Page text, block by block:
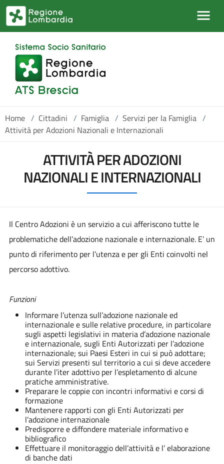
Salta al contenuto principale
Home / Cittadini / Famiglia / Servizi per la Famiglia /
Attività per Adozioni Nazionali e Internazionali
ATTIVITÀ PER ADOZIONI
NAZIONALI E INTERNAZIONALI
Il Centro Adozioni è un servizio a cui afferiscono tutte le
problematiche dell’adozione nazionale e internazionale. E’ un
punto di riferimento per l’utenza e per gli Enti coinvolti nel
percorso adottivo.
Funzioni
Informare l’utenza sull’adozione nazionale ed
internazionale e sulle relative procedure, in particolare
sugli aspetti legislativi in materia d’adozione nazionale
e internazionale, sugli Enti Autorizzati per l’adozione
internazionale; sui Paesi Esteri in cui si può adottare;
sui Servizi presenti sul territorio a cui si deve accedere
durante l’iter adottivo per l’espletamento di alcune
pratiche amministrative.
Preparare le coppie con incontri informativi e corsi di
formazione
Mantenere rapporti con gli Enti Autorizzati per
l’adozione internazionale
Predisporre e diffondere materiale informativo e
bibliografico
Effettuare il monitoraggio dell’attività e l’ elaborazione
di banche dati